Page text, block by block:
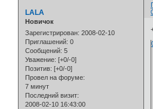
LALA
Новичок
Зарегистрирован: 2008-02-10
Приглашений: 0
Сообщений: 5
Уважение: [+0/-0]
Позитив: [+0/-0]
Провел на форуме:
7 минут
Последний визит:
2008-02-10 16:43:00